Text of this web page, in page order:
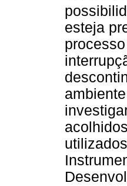
esteja